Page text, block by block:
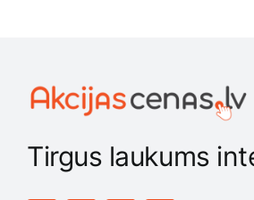
Tirgus laukums